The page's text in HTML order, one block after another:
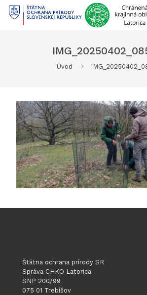
Prejsť
Úvod
Štátna ochrana prírody SR
Správa CHKO Latorica
SNP 200/99
075 01 Trebišov